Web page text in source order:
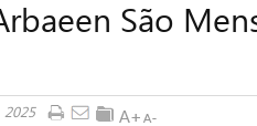
São
2025